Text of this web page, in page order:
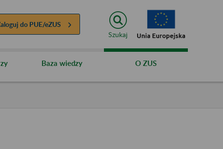
do PUE/eZUS
Szukaj
Baza wiedzy O ZUS